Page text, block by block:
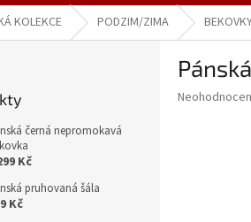
KOLEKCE PODZIM/ZIMA
černá nepromokavá
Kč
pruhovaná šála
Kč
Průměrné